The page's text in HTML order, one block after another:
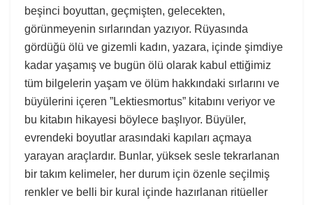
beşinci boyuttan, geçmişten, gelecekten,
görünmeyenin sırlarından yazıyor. Rüyasında
gördüğü ölü ve gizemli kadın, yazara, içinde şimdiye
kadar yaşamış ve bugün ölü olarak kabul ettiğimiz
tüm bilgelerin yaşam ve ölüm hakkındaki sırlarını ve
büyülerini içeren ”Lektiesmortus” kitabını veriyor ve
bu kitabın hikayesi böylece başlıyor. Büyüler,
evrendeki boyutlar arasındaki kapıları açmaya
yarayan araçlardır. Bunlar, yüksek sesle tekrarlanan
bir takım kelimeler, her durum için özenle seçilmiş
renkler ve belli bir kural içinde hazırlanan ritüeller